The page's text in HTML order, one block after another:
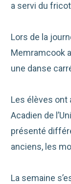
a servi du
Lors de la
Memramcook
une danse
Les élèves ont
Acadien de
présenté
anciens, les
La semaine